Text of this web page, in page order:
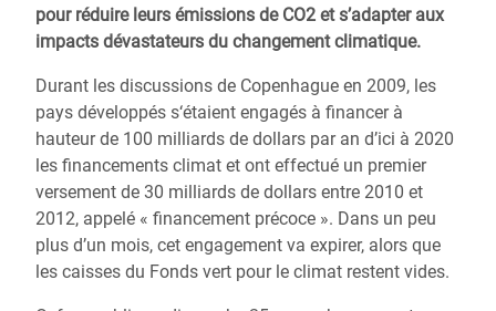
pour réduire leurs émissions de CO2 et s’adapter aux
impacts dévastateurs du changement climatique.
Durant les discussions de Copenhague en 2009, les
pays développés s‘étaient engagés à financer à
hauteur de 100 milliards de dollars par an d’ici à 2020
les financements climat et ont effectué un premier
versement de 30 milliards de dollars entre 2010 et
2012, appelé « financement précoce ». Dans un peu
plus d’un mois, cet engagement va expirer, alors que
les caisses du Fonds vert pour le climat restent vides.